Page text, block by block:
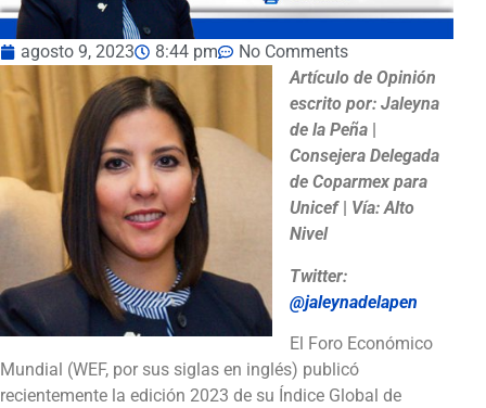
agosto 9, 2023 8:44 pm
No Comments
Artículo de Opinión
escrito por: Jaleyna
de la Peña
Consejera Delegada
de Coparmex para
Unicef| Vía: Alto
Nivel
Twitter:
@jaleynadelapen
El Foro Económico
Mundial (WEF, por sus siglas en inglés) publicó
recientemente la edición 2023 de su Índice Global de